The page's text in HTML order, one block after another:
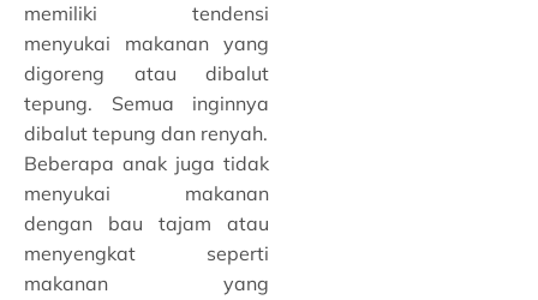
memiliki tendensi
menyukai makanan yang
digoreng atau dibalut
tepung. Semua inginnya
dibalut tepung dan renyah.
Beberapa anak juga tidak
menyukai makanan
dengan bau tajam atau
menyengkat seperti
makanan yang